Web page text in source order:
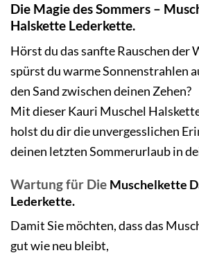
Die Magie des Sommers –
Halskette Lederkette.
Hörst du das sanfte Rauschen der
spürst du warme Sonnenstrahlen
den Sand zwischen deinen Zehen?
Mit dieserKauri Muschel
holst du dir die unvergesslichen
deinen letzten Sommerurlaub in
Wartung für Die Muschelkette
Lederkette.
Damit Sie möchten, dass das
gut wie neu bleibt,